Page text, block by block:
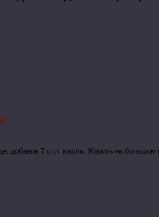
добавив 7 ст.л. масла. Жарить на большом